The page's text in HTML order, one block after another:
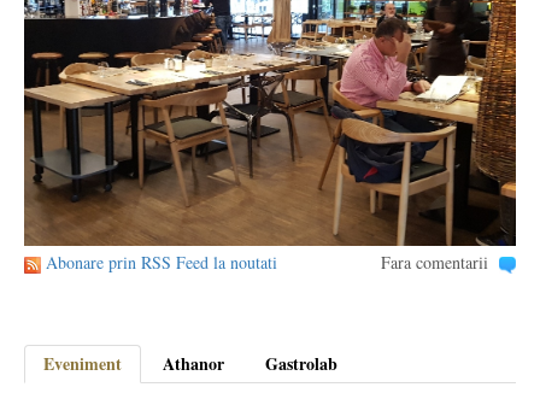
Abonare prin RSS Feed la noutati Fara comentarii
Eveniment Athanor
Gastrolab